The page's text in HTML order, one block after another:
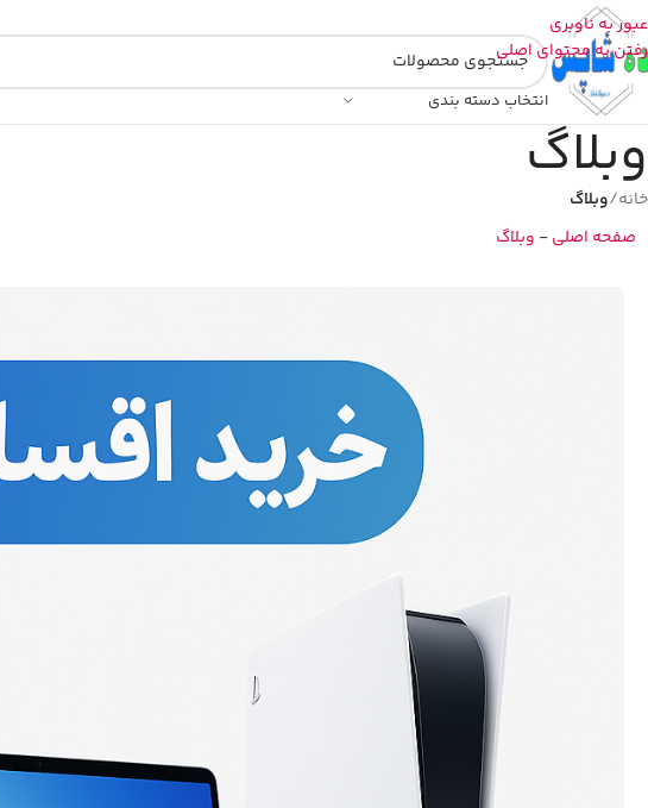
عبور به ناوبری
رفتن به محتوای اصلی
انتخاب دسته بندی
وبلاگ
خانه/وبلاگ
صفحه اصلی- وبلاگ